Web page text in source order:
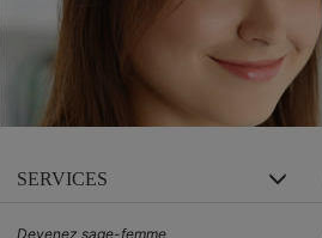
SERVICES
Devenez sage-femme